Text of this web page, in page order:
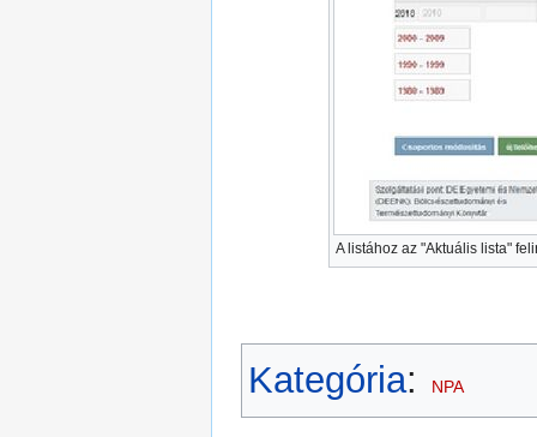
A listához az "Aktuális lista"
Kategória: NPA